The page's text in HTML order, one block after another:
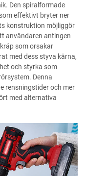
Den spiralformade
effektivt bryter ner
konstruktion möjliggör
användaren antingen
som orsakar
med dess styva kärna,
och styrka som
Denna
rensningstider och mer
med alternativa